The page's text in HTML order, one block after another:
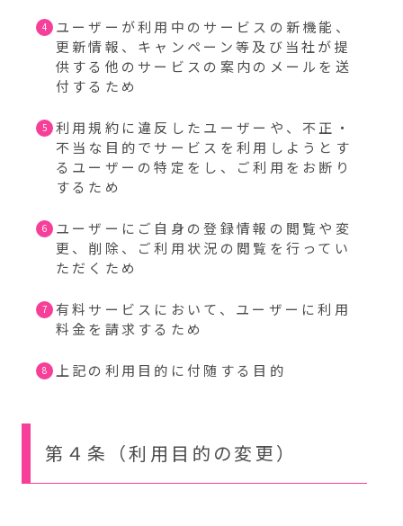
ユーザーが利用中のサービスの新機能、
更新情報、キャンペーン等及び当社が提
供する他のサービスの案内のメールを送
付するため
利用規約に違反したユーザーや、不正・
不当な目的でサービスを利用しようとす
るユーザーの特定をし、ご利用をお断り
するため
ユーザーにご自身の登録情報の閲覧や変
更、削除、ご利用状況の閲覧を行ってい
ただくため
有料サービスにおいて、ユーザーに利用
料金を請求するため
上記の利用目的に付随する目的
第４条（利用目的の変更）